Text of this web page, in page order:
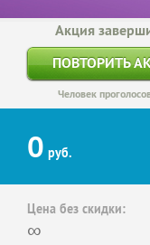
Акция
ПОВТОРИТЬ
Человек
0 руб.
Цена без скидки:
∞